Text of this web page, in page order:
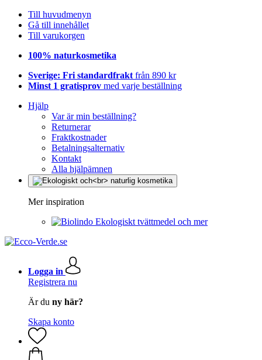
Till huvudmenyn
Gå till innehållet
Till varukorgen
100% naturkosmetika
Sverige: Fri standardfrakt från 890 kr
Minst 1 gratisprov med varje beställning
Hjälp
Var är min beställning?
Returnerar
Fraktkostnader
Betalningsalternativ
Kontakt
Alla hjälpämnen
Mer inspiration
Ekologiskt tvättmedel och mer
Logga in
Registrera nu
Är du ny här?
Skapa konto